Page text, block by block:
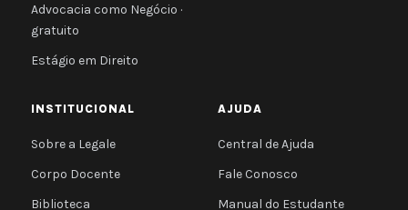
Advocacia como Negócio ·
gratuito
Estágio em Direito
INSTITUCIONAL
Sobre a Legale
Corpo Docente
Biblioteca
AJUDA
Central de Ajuda
Fale Conosco
Manual do Estudante